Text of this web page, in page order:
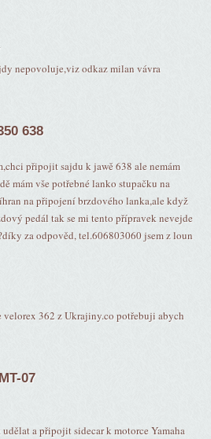
nepovoluje,viz odkaz milan vávra
638
připojit sajdu k jawě 638 ale nemám
mám vše potřebné lanko stupačku na
na připojení brzdového lanka,ale když
pedál tak se mi tento přípravek nevejde
za odpověd, tel.606803060 jsem z loun
velorex 362 z Ukrajiny.co potřebuji abych
07
a připojit sidecar k motorce Yamaha